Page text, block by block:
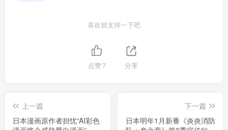
喜欢就支持一下吧
点赞7 分享
上一篇
日本漫画原作者担忧“AI彩色
下一篇
日本明年1月新番《炎炎消防